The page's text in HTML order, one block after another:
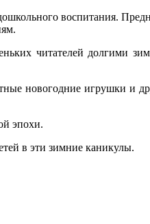
воспитания.
читателей долгими
новогодние игрушки и
эпохи.
в эти зимние каникулы.